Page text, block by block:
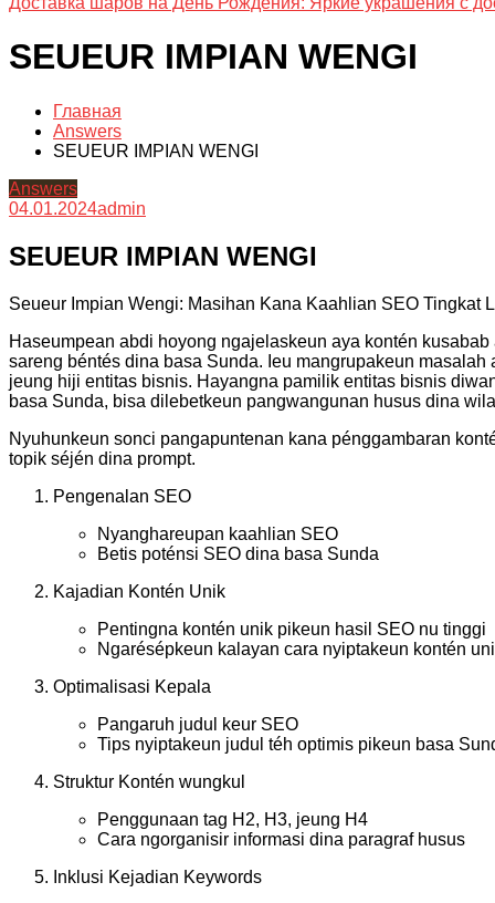
SEUEUR IMPIAN WENGI
Главная
Answers
SEUEUR IMPIAN WENGI
Answers
04.01.2024admin
SEUEUR IMPIAN WENGI
Seueur Impian Wengi: Masihan Kana Kaahlian SEO Tingkat
Haseumpean abdi hoyong ngajelaskeun aya kontén
sareng béntés dina basa Sunda. Ieu mangrupakeun
jeung hiji entitas bisnis. Hayangna pamilik entitas bisnis
basa Sunda, bisa dilebetkeun pangwangunan husus dina
Nyuhunkeun sonci pangapuntenan kana pénggambaran
topik séjén dina prompt.
Pengenalan SEO
Nyanghareupan kaahlian SEO
Betis poténsi SEO dina basa Sunda
Kajadian Kontén Unik
Pentingna kontén unik pikeun hasil SEO nu tinggi
Ngarésépkeun kalayan cara nyiptakeun kontén
Optimalisasi Kepala
Pangaruh judul keur SEO
Tips nyiptakeun judul téh optimis pikeun basa
Struktur Kontén wungkul
Penggunaan tag H2, H3, jeung H4
Cara ngorganisir informasi dina paragraf husus
Inklusi Kejadian Keywords